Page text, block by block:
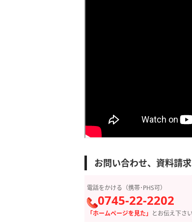
お問い合わせ、資料請
電話をかける（携帯･PHS可）
0745-22-2202
「ホームページを見た」 とお伝え下さ